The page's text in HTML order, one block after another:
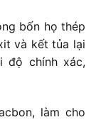
bốn họ thép
và kết tủa lại
độ chính xác,
làm cho